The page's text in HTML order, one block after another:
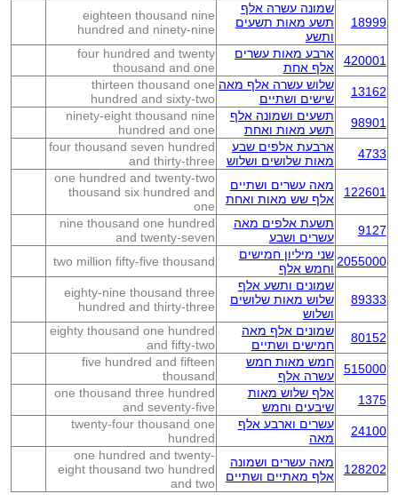
18999
שמונה עשרה אלף
תשע מאות תשעים
ותשע
eighteen thousand nine
hundred and ninety-nine
420001
ארבע מאות עשרים
אלף אחת
four hundred and twenty
thousand and one
13162
שלוש עשרה אלף מאה
שישים ושתיים
thirteen thousand one
hundred and sixty-two
98901
תשעים ושמונה אלף
תשע מאות ואחת
ninety-eight thousand nine
hundred and one
4733
ארבעת אלפים שבע
מאות שלושים ושלוש
four thousand seven hundred
and thirty-three
122601
מאה עשרים ושתיים
אלף שש מאות ואחת
one hundred and twenty-two
thousand six hundred and
one
9127
תשעת אלפים מאה
עשרים ושבע
nine thousand one hundred
and twenty-seven
2055000 שני מיליון חמישים
וחמש אלף
two million fifty-five thousand
89333
שמונים ותשע אלף
שלוש מאות שלושים
ושלוש
eighty-nine thousand three
hundred and thirty-three
80152
שמונים אלף מאה
חמישים ושתיים
eighty thousand one hundred
and fifty-two
515000
חמש מאות חמש
עשרה אלף
five hundred and fifteen
thousand
1375
אלף שלוש מאות
שיבעים וחמש
one thousand three hundred
and seventy-five
24100
עשרים וארבע אלף
מאה
twenty-four thousand one
hundred
128202
מאה עשרים ושמונה
אלף מאתיים ושתיים
one hundred and twenty-
eight thousand two hundred
and two